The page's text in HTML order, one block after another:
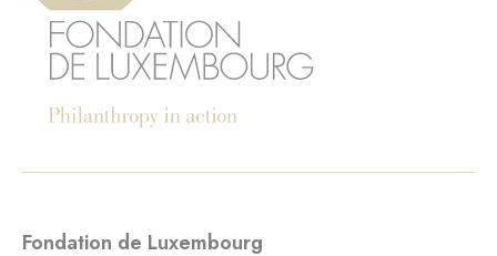
Fondation de Luxembourg